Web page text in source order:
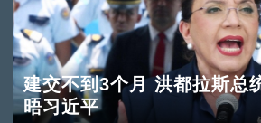
建交不到3个月 洪都拉斯总
晤习近平